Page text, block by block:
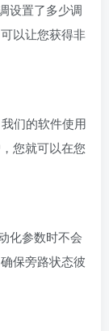
设置了多少调
以让您获得非
们的软件使用
您就可以在您
化参数时不会
保旁路状态彼